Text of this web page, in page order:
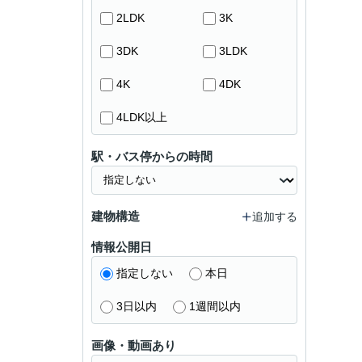
2LDK 3K
3DK 3LDK
4K 4DK
4LDK以上
駅・バス停からの時間
建物構造 追加する
情報公開日
指定しない 本日
3日以内 1週間以内
画像・動画あり